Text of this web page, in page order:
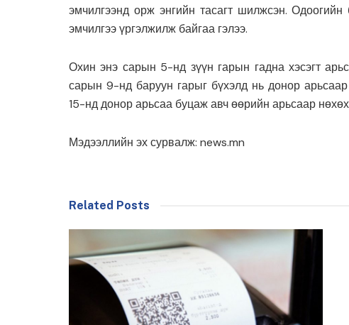
эмчилгээнд орж энгийн тасагт шилжсэн.
эмчилгээ үргэлжилж байгаа гэлээ.
Охин энэ сарын 5-нд зүүн гарын гадна хэсэгт
сарын 9-нд баруун гарыг бүхэлд нь донор
15-нд донор арьсаа буцаж авч өөрийн арьсаар
Мэдээллийн эх сурвалж: news.mn
Related Posts